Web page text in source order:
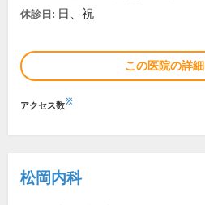
休診日: 日、祝
この医院の詳
アクセス数※
松岡内科